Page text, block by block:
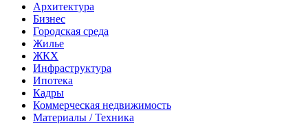
Архитектура
Бизнес
Городская среда
Жилье
ЖКХ
Инфраструктура
Ипотека
Кадры
Коммерческая недвижимость
Материалы / Техника